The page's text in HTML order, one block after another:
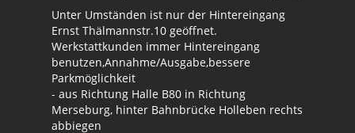
Unter Umständen ist nur der Hintereingang
Ernst Thälmannstr.10 geöffnet.
Werkstattkunden immer Hintereingang
benutzen,Annahme/Ausgabe,bessere
Parkmöglichkeit
- aus Richtung Halle B80 in Richtung
Merseburg, hinter Bahnbrücke Holleben rechts
abbiegen